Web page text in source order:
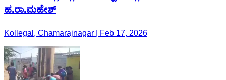
ಹ.ರಾ.ಮಹೇಶ್
Kollegal, Chamarajnagar | Feb 17, 2026